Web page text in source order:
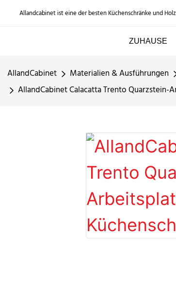
Allandcabinet ist eine der besten Küchenschränke und
ZUHAUSE
AllandCabinet Materialien & Ausführungen
AllandCabinet Calacatta Trento